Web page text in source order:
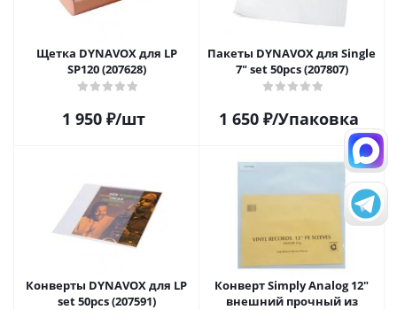
Щетка DYNAVOX для LP
SP120 (207628)
1 950₽/шт
Пакеты DYNAVOX для Single
7" set 50pcs (207807)
1 650₽/Упаковка
Конверты DYNAVOX для LP
set 50pcs (207591)
Конверт Simply Analog 12"
внешний прочный из